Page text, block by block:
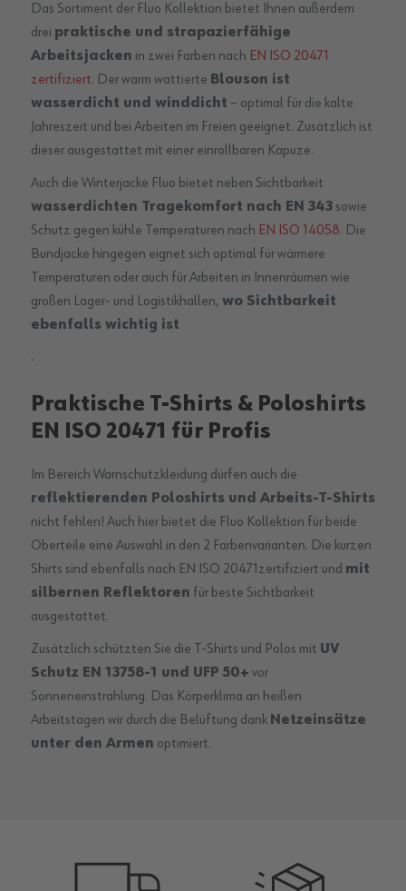
Das Sortiment der Fluo Kollektion bietet Ihnen außerdem
drei praktische und strapazierfähige
Arbeitsjacken in zwei Farben nach EN ISO 20471
zertifiziert. Der warm wattierte Blouson ist
wasserdicht und winddicht – optimal für die kalte
Jahreszeit und bei Arbeiten im Freien geeignet. Zusätzlich ist
dieser ausgestattet mit einer einrollbaren Kapuze.
Auch die Winterjacke Fluo bietet neben Sichtbarkeit
wasserdichten Tragekomfort nach EN 343 sowie
Schutz gegen kühle Temperaturen nach EN ISO 14058. Die
Bundjacke hingegen eignet sich optimal für wärmere
Temperaturen oder auch für Arbeiten in Innenräumen wie
großen Lager- und Logistikhallen, wo Sichtbarkeit
ebenfalls wichtig ist
.
Praktische T-Shirts & Poloshirts
EN ISO 20471 für Profis
Im Bereich Warnschutzkleidung dürfen auch die
reflektierenden Poloshirts und Arbeits-T-Shirts
nicht fehlen! Auch hier bietet die Fluo Kollektion für beide
Oberteile eine Auswahl in den 2 Farbenvarianten. Die kurzen
Shirts sind ebenfalls nach EN ISO 20471zertifiziert und mit
silbernen Reflektoren für beste Sichtbarkeit
ausgestattet.
Zusätzlich schützten Sie die T-Shirts und Polos mit UV
Schutz EN 13758-1 und UFP 50+ vor
Sonneneinstrahlung. Das Körperklima an heißen
Arbeitstagen wir durch die Belüftung dank Netzeinsätze
unter den Armen optimiert.